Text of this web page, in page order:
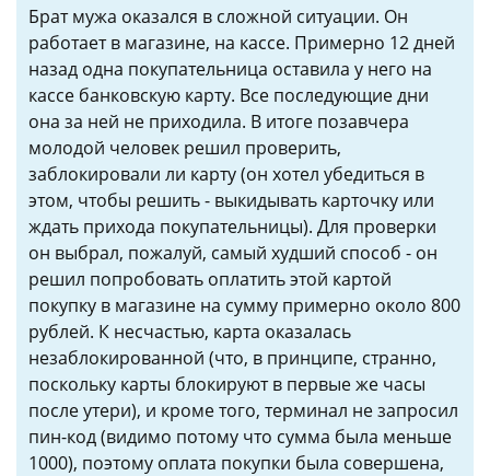
Брат мужа оказался в сложной ситуации. Он
работает в магазине, на кассе. Примерно 12 дней
назад одна покупательница оставила у него на
кассе банковскую карту. Все последующие дни
она за ней не приходила. В итоге позавчера
молодой человек решил проверить,
заблокировали ли карту (он хотел убедиться в
этом, чтобы решить - выкидывать карточку или
ждать прихода покупательницы). Для проверки
он выбрал, пожалуй, самый худший способ - он
решил попробовать оплатить этой картой
покупку в магазине на сумму примерно около 800
рублей. К несчастью, карта оказалась
незаблокированной (что, в принципе, странно,
поскольку карты блокируют в первые же часы
после утери), и кроме того, терминал не запросил
пин-код (видимо потому что сумма была меньше
1000), поэтому оплата покупки была совершена,